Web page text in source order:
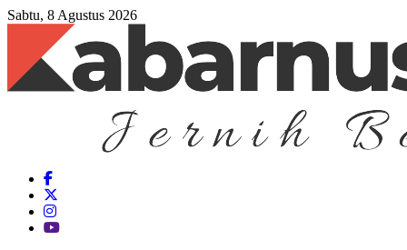
Sabtu, 8 Agustus 2026